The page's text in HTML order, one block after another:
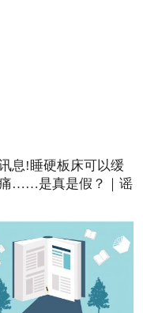
息!睡硬板床可以缓
……是真是假？｜谣